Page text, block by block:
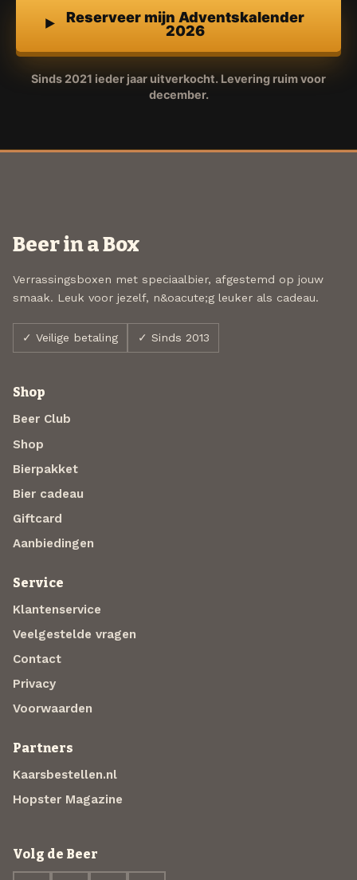
Reserveer mijn Adventskalender
2026
Sinds 2021 ieder jaar uitverkocht. Levering ruim voor
december.
Beer in a Box
Verrassingsboxen met speciaalbier, afgestemd op jouw
smaak. Leuk voor jezelf, n&oacute;g leuker als cadeau.
✓ Veilige betaling ✓ Sinds 2013
Shop
Beer Club
Shop
Bierpakket
Bier cadeau
Giftcard
Aanbiedingen
Service
Klantenservice
Veelgestelde vragen
Contact
Privacy
Voorwaarden
Partners
Kaarsbestellen.nl
Hopster Magazine
Volg de Beer